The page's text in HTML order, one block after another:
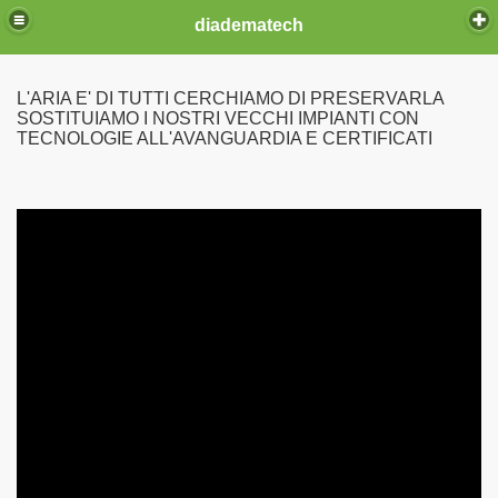
diadematech
L'ARIA E' DI TUTTI CERCHIAMO DI PRESERVARLA
SOSTITUIAMO I NOSTRI VECCHI IMPIANTI CON
TECNOLOGIE ALL'AVANGUARDIA E CERTIFICATI